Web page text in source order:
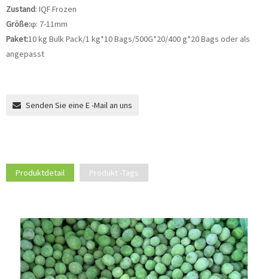
Zustand: IQF Frozen
Größe:φ: 7-11mm
Paket:10 kg Bulk Pack/1 kg*10 Bags/500G*20/400 g*20 Bags oder als
angepasst
Senden Sie eine E -Mail an uns
Produktdetail Produkt -Tags